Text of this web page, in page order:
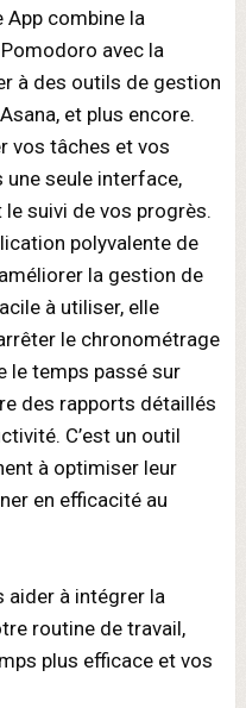
App combine la
avec la
à des outils de gestion
et plus encore.
vos tâches et vos
seule interface,
suivi de vos progrès.
polyvalente de
la gestion de
à utiliser, elle
le chronométrage
le temps passé sur
des rapports détaillés
C’est un outil
à optimiser leur
en efficacité au
aider à intégrer la
routine de travail,
plus efficace et vos